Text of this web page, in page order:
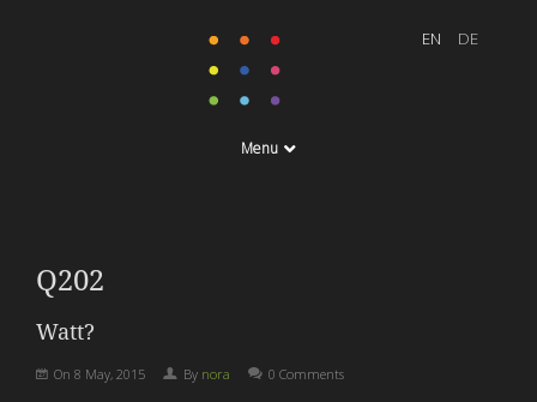
Menu
Q202
Watt?
On 8 May, 2015 By nora 0 Comments